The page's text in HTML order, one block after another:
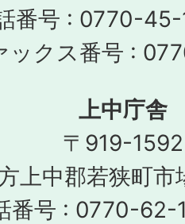
番号 : 0770-45-
ックス番号 :
上中庁舎
〒919-1592
上中郡若狭町
番号 : 0770-62-